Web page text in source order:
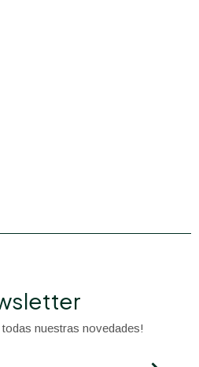
nuestras novedades!